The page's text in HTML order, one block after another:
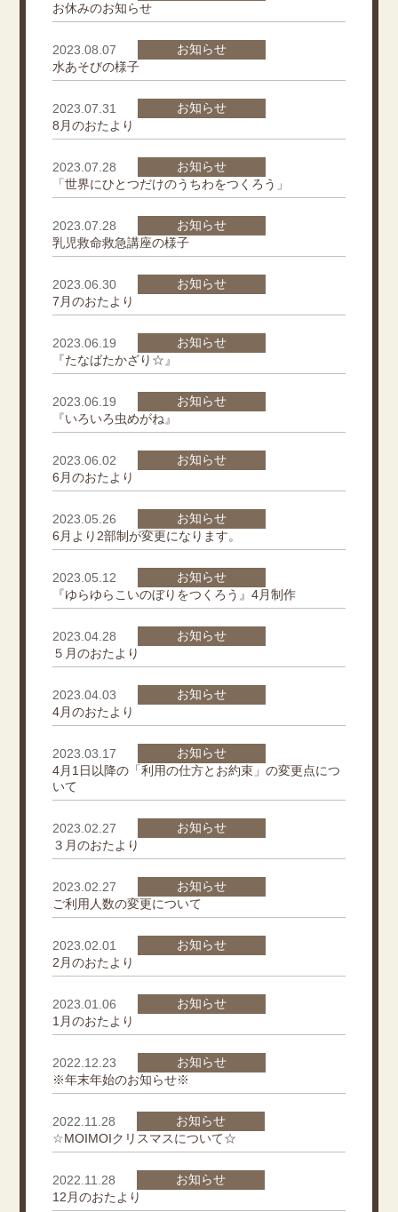
お休みのお知らせ
2023.08.07
お知らせ
水あそびの様子
2023.07.31
お知らせ
8月のおたより
2023.07.28
お知らせ
「世界にひとつだけのうちわをつくろう」
2023.07.28
お知らせ
乳児救命救急講座の様子
2023.06.30
お知らせ
7月のおたより
2023.06.19
お知らせ
『たなばたかざり☆』
2023.06.19
お知らせ
『いろいろ虫めがね』
2023.06.02
お知らせ
6月のおたより
2023.05.26
お知らせ
6月より2部制が変更になります。
2023.05.12
お知らせ
『ゆらゆらこいのぼりをつくろう』4月制作
2023.04.28
お知らせ
５月のおたより
2023.04.03
お知らせ
4月のおたより
2023.03.17
お知らせ
4月1日以降の「利用の仕方とお約束」の変更点につ
いて
2023.02.27
お知らせ
３月のおたより
2023.02.27
お知らせ
ご利用人数の変更について
2023.02.01
お知らせ
2月のおたより
2023.01.06
お知らせ
1月のおたより
2022.12.23
お知らせ
※年末年始のお知らせ※
2022.11.28
お知らせ
☆MOIMOIクリスマスについて☆
2022.11.28
お知らせ
12月のおたより